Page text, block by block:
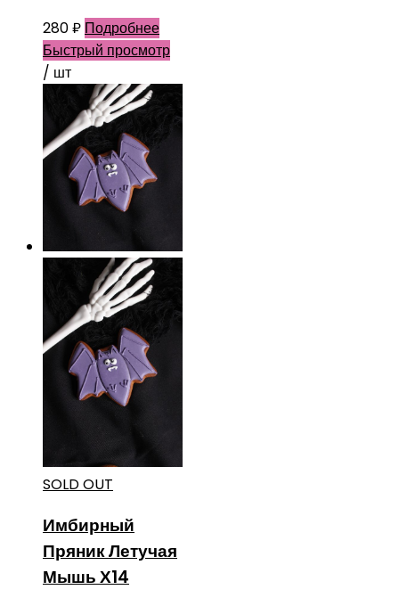
280₽ Подробнее
Быстрый просмотр
/ шт
SOLD OUT
Имбирный
Пряник Летучая
Мышь Х14